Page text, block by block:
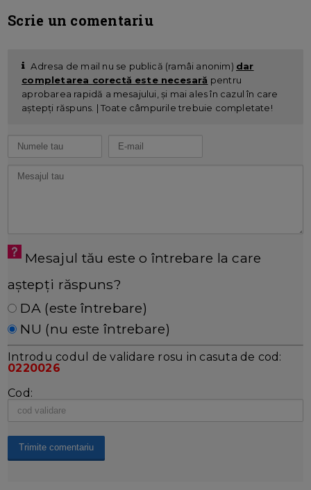
Scrie un comentariu
Adresa de mail nu se publică (ramâi anonim) dar
completarea corectă este necesară pentru
aprobarea rapidă a mesajului, și mai ales în cazul în care
aștepți răspuns. | Toate câmpurile trebuie completate!
Mesajul tău este o întrebare la care
aștepți răspuns?
DA (este întrebare)
NU (nu este întrebare)
Introdu codul de validare rosu in casuta de cod:
0220026
Cod: